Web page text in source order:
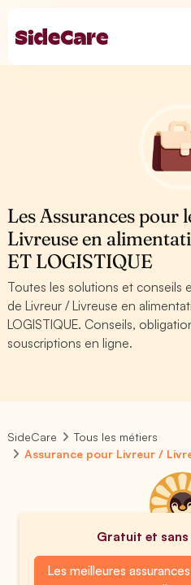
Les Assurances
Livreuse en
ET LOGISTIQUE
Toutes les solutions et conseils
de Livreur / Livreuse en
LOGISTIQUE. Conseils,
souscriptions en ligne.
SideCare
Tous les métiers
Assurance pour Livreur /
Gratuit et
Les meilleures